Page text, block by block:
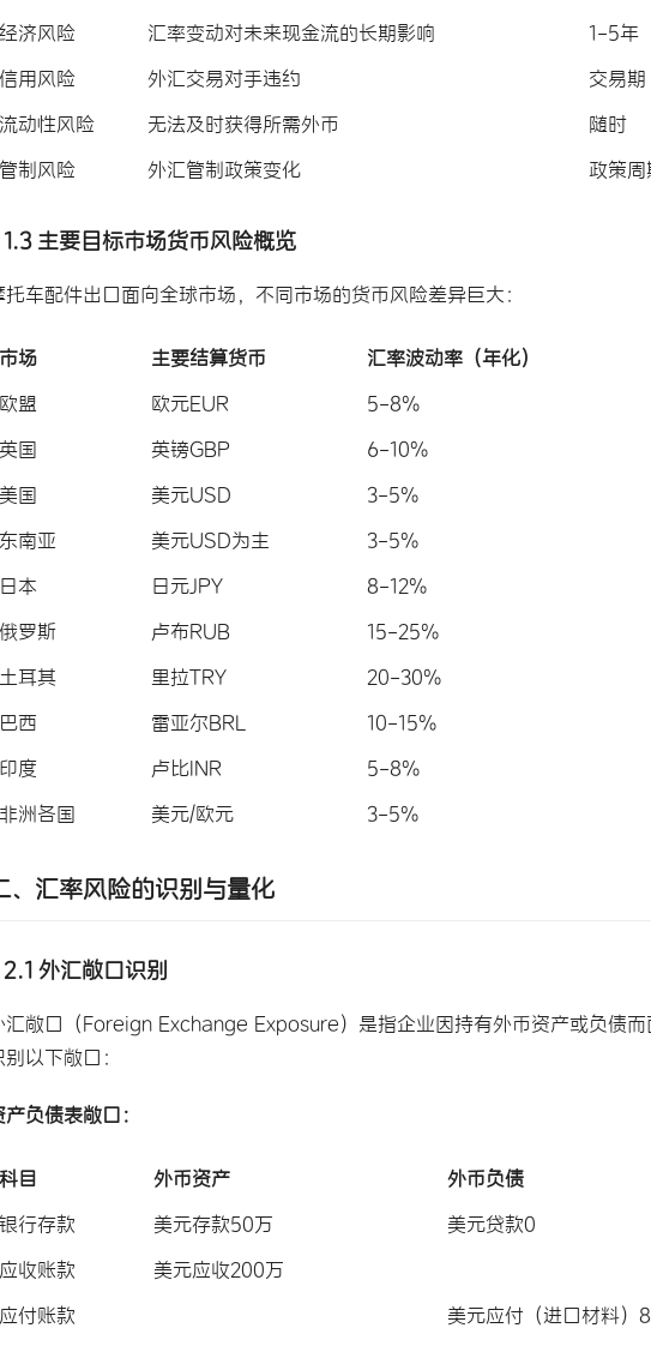
经济风险
汇率变动对未来现金流的长期影响 1-5年
信用风险
外汇交易对手违约 交易期
流动性风险
无法及时获得所需外币 随时
管制风险
外汇管制政策变化 政策周
1.3 主要目标市场货币风险概览
托车配件出口面向全球市场，不同市场的货币风险差异巨大：
市场 主要结算货币 汇率波动率（年化）
欧盟
欧元EUR 5-8%
英国
英镑GBP 6-10%
美国
美元USD 3-5%
东南亚
美元USD为主 3-5%
日本
日元JPY 8-12%
俄罗斯
卢布RUB 15-25%
土耳其
里拉TRY 20-30%
巴西
雷亚尔BRL 10-15%
印度
卢比INR 5-8%
非洲各国
美元/欧元 3-5%
、汇率风险的识别与量化
2.1 外汇敞口识别
汇敞口（Foreign Exchange Exposure）是指企业因持有外币资产或负债
别以下敞口：
产负债表敞口：
科目 外币资产 外币负债
银行存款
美元存款50万 美元贷款0
应收账款
美元应收200万
应付账款
美元应付（进口材料）